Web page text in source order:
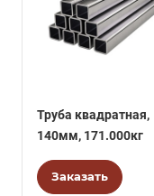
Труба квадратная,
140мм, 171.000кг
Заказать